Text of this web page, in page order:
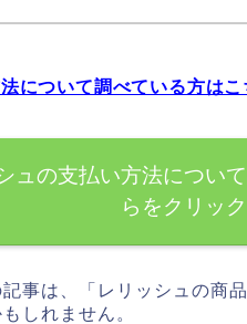
について調べている方はこ
ュの支払い方法につい
らをクリック
事は、「レリッシュの商
しれません。